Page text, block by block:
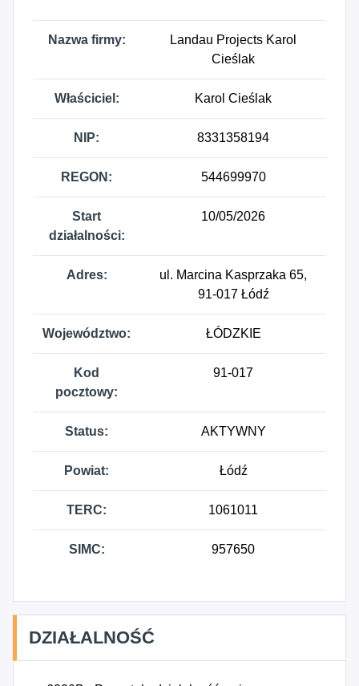
Nazwa firmy:
Landau Projects Karol
Cieślak
Właściciel: Karol Cieślak
NIP: 8331358194
REGON: 544699970
Start
działalności:
10/05/2026
Adres:
ul. Marcina Kasprzaka 65,
91-017 Łódź
Województwo: ŁÓDZKIE
Kod
pocztowy:
91-017
Status: AKTYWNY
Powiat: Łódź
TERC: 1061011
SIMC: 957650
DZIAŁALNOŚĆ